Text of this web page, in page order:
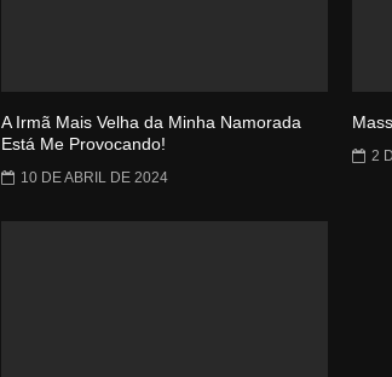
A Irmã Mais Velha da Minha Namorada
Está Me Provocando!
10 DE ABRIL DE 2024
2